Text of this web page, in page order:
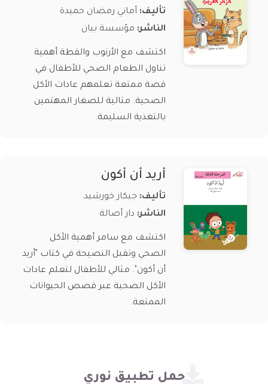
تأليف: أماني رمضان حميدة
الناشر: مؤسسة بيان
اكتشف مع الأرنوب والقطة أهمية
تناول الطعام الصحي للأطفال في
قصة ممتعة تعلمهم عادات الأكل
الصحية. مثالية للصغار المهتمين
بالتغذية السليمة.
أريد أن أكون
تأليف: جيكار خورشيد
الناشر: دار أصالة
اكتشف مع سامر أهمية الأكل
الصحي وتقبل النصيحة في كتاب "أريد
أن أكون". مثالي للأطفال لتعلم عادات
الأكل الصحية عبر قصص الحيوانات
الممتعة.
حمل تطبيق نوري